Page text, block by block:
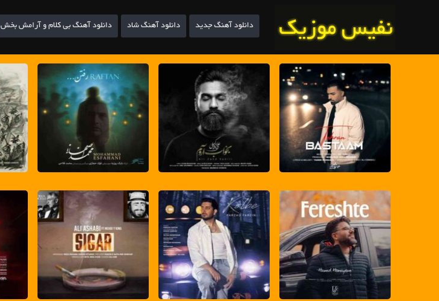
دانلود آهنگ جدید دانلود آهنگ شاد دانلود آهنگ بی کلام و آرامش بخش